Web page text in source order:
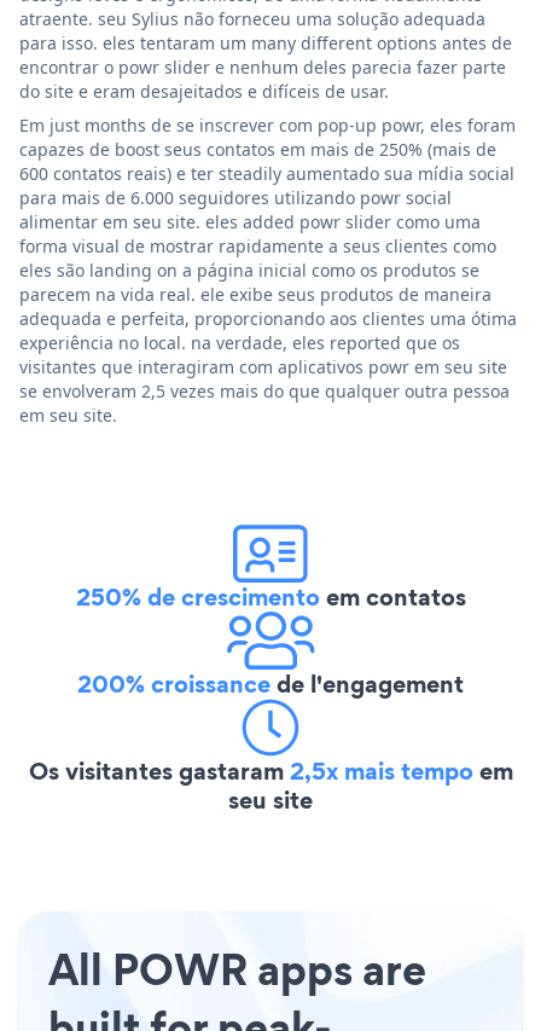
atraente. seu Sylius não forneceu uma solução adequada
para isso. eles tentaram um many different options antes de
encontrar o powr slider e nenhum deles parecia fazer parte
do site e eram desajeitados e difíceis de usar.
Em just months de se inscrever com pop-up powr, eles foram
capazes de boost seus contatos em mais de 250% (mais de
600 contatos reais) e ter steadily aumentado sua mídia social
para mais de 6.000 seguidores utilizando powr social
alimentar em seu site. eles added powr slider como uma
forma visual de mostrar rapidamente a seus clientes como
eles são landing on a página inicial como os produtos se
parecem na vida real. ele exibe seus produtos de maneira
adequada e perfeita, proporcionando aos clientes uma ótima
experiência no local. na verdade, eles reported que os
visitantes que interagiram com aplicativos powr em seu site
se envolveram 2,5 vezes mais do que qualquer outra pessoa
em seu site.
250% de crescimentoem contatos
200% croissancede l'engagement
Os visitantes gastaram2,5x mais tempoem
seu site
All POWR apps are